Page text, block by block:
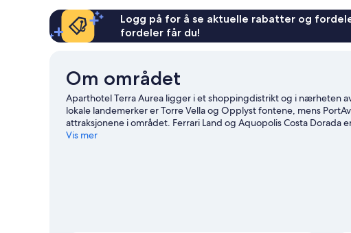
sovesofa,
sjøutsikt
Logg på for å se aktuelle rabatter og
fordeler får du!
Om området
Aparthotel Terra Aurea ligger i et shoppingdistrikt og i nærheten
lokale landemerker er Torre Vella og Opplyst fontene, mens
attraksjonene i området. Ferrari Land og Aquopolis Costa Dorada
på spennende utendørsaktiviteter som turer til fots eller med
Vis mer